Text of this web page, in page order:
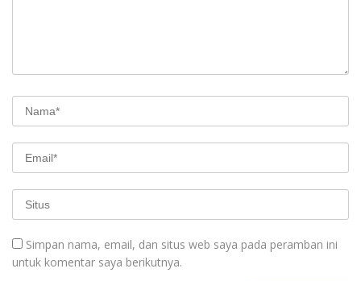
Simpan nama, email, dan situs web saya pada peramban ini
untuk komentar saya berikutnya.